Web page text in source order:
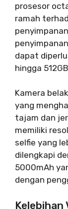
prosesor
ramah
dapat
hingga
Kamera
yang
tajam dan
memiliki
selfie yang
dilengkapi
5000mAh
dengan
Kelebihan